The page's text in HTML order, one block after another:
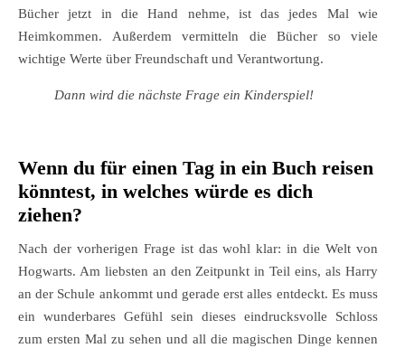
Bücher jetzt in die Hand nehme, ist das jedes Mal wie
Heimkommen. Außerdem vermitteln die Bücher so viele
wichtige Werte über Freundschaft und Verantwortung.
Dann wird die nächste Frage ein Kinderspiel!
Wenn du für einen Tag in ein Buch reisen
könntest, in welches würde es dich
ziehen?
Nach der vorherigen Frage ist das wohl klar: in die Welt von
Hogwarts. Am liebsten an den Zeitpunkt in Teil eins, als Harry
an der Schule ankommt und gerade erst alles entdeckt. Es muss
ein wunderbares Gefühl sein dieses eindrucksvolle Schloss
zum ersten Mal zu sehen und all die magischen Dinge kennen